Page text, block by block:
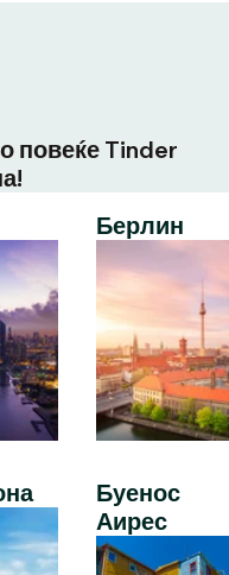
повеќе Tinder
Берлин
Буенос
Аирес